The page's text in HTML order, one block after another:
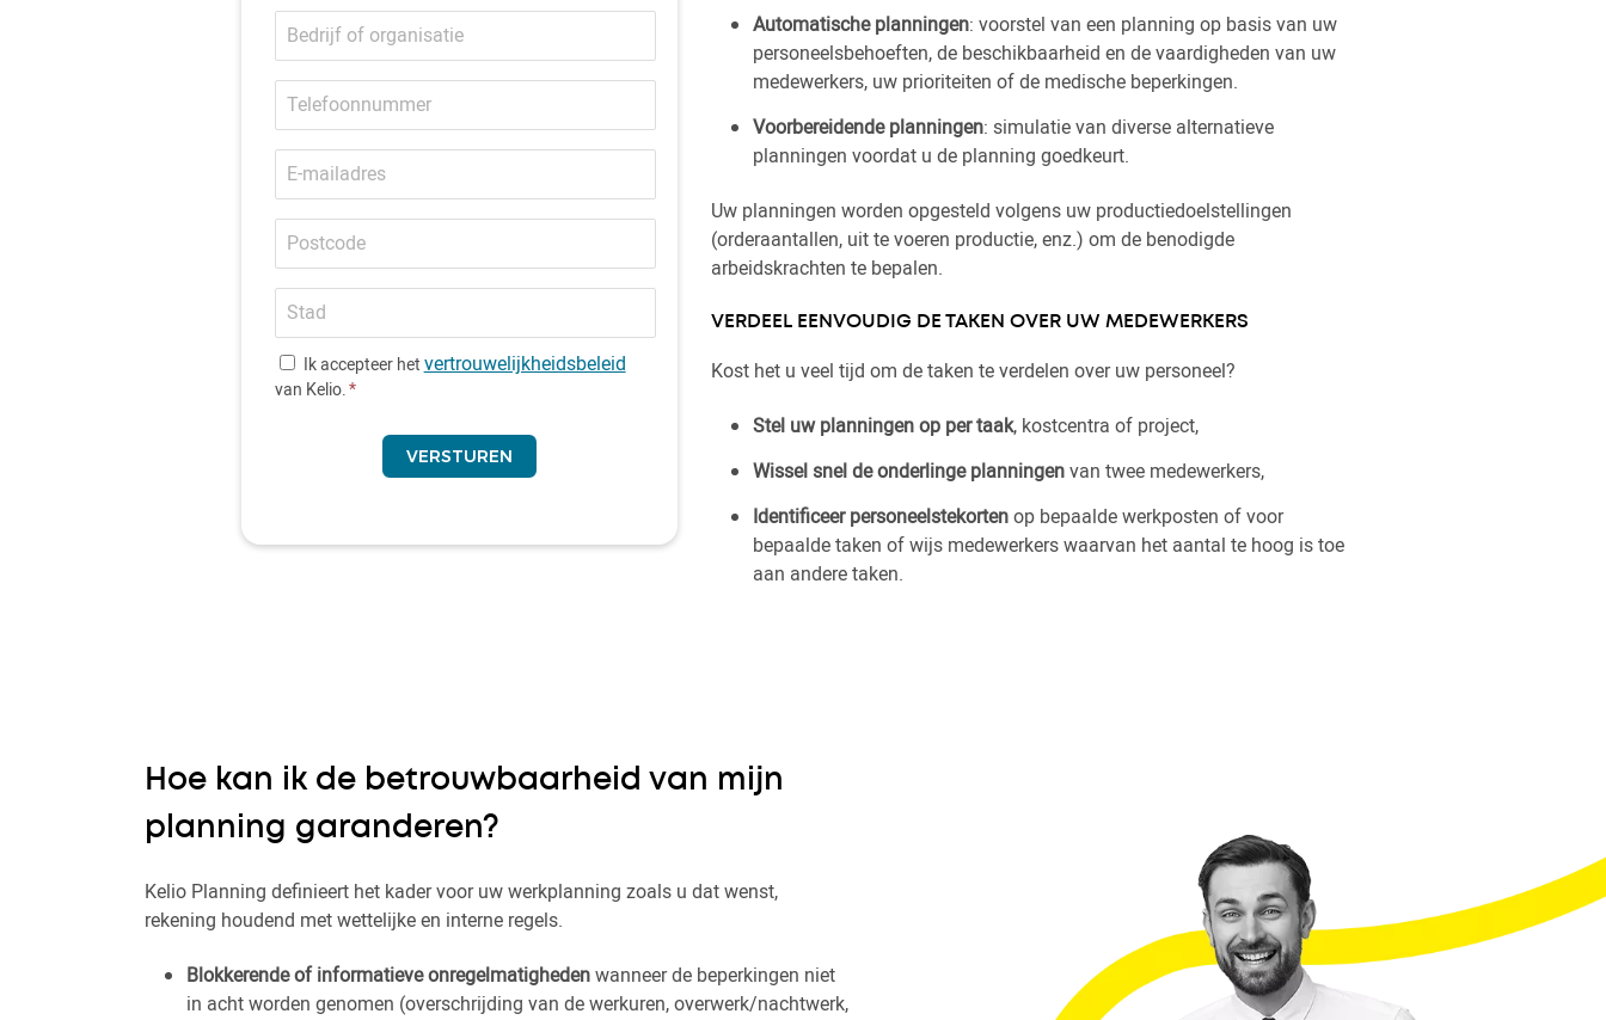
Automatische planningen: voorstel van een planning op basis van uw
personeelsbehoeften, de beschikbaarheid en de vaardigheden van uw
medewerkers, uw prioriteiten of de medische beperkingen.
Voorbereidende planningen: simulatie van diverse alternatieve
planningen voordat u de planning goedkeurt.
Uw planningen worden opgesteld volgens uw productiedoelstellingen
(orderaantallen, uit te voeren productie, enz.) om de benodigde
arbeidskrachten te bepalen.
VERDEEL EENVOUDIG DE TAKEN OVER UW MEDEWERKERS
Kost het u veel tijd om de taken te verdelen over uw personeel?
Stel uw planningen op per taak, kostcentra of project,
Wissel snel de onderlinge planningenvan twee medewerkers,
Identificeer personeelstekortenop bepaalde werkposten of voor
bepaalde taken of wijs medewerkers waarvan het aantal te hoog is toe
aan andere taken.
Bedrijf
of
organisatie
Telefoonnummer
E-
mailadres
Postcode
Stad
Ik accepteer het vertrouwelijkheidsbeleid
van Kelio.
Hoe kan ik de betrouwbaarheid van mijn
planning garanderen?
Kelio Planning definieert het kader voor uw werkplanning zoals u dat wenst,
rekening houdend met wettelijke en interne regels.
Blokkerende of informatieve onregelmatighedenwanneer de beperkingen niet
in acht worden genomen (overschrijding van de werkuren, overwerk/nachtwerk,